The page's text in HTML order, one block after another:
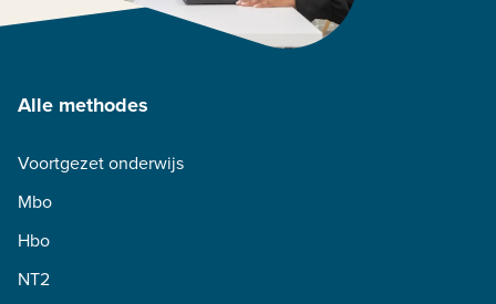
Alle methodes
Voortgezet onderwijs
Mbo
Hbo
NT2